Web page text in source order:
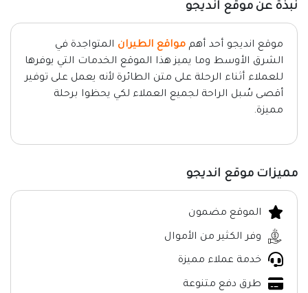
نبذة عن موقع انديجو
موقع انديجو أحد أهم مواقع الطيران المتواجدة في
الشرق الأوسط وما يميز هذا الموقع الخدمات التي يوفرها
للعملاء أثناء الرحلة على متن الطائرة لأنه يعمل على توفير
أقصى سُبل الراحة لجميع العملاء لكي يحظوا برحلة
مميزة.
مميزات موقع انديجو
الموقع مضمون
وفر الكثير من الأموال
خدمة عملاء مميزة
طرق دفع متنوعة